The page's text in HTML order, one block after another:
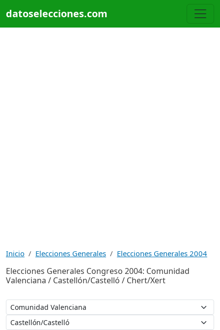
datoselecciones.com
Inicio Elecciones Generales Elecciones Generales 2004
Elecciones Generales Congreso 2004: Comunidad
Valenciana / Castellón/Castelló / Chert/Xert